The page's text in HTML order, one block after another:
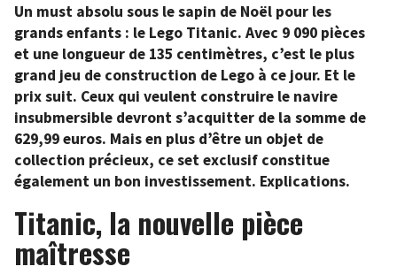
Un must absolu sous le sapin de Noël pour les
grands enfants : le Lego Titanic. Avec 9 090 pièces
et une longueur de 135 centimètres, c’est le plus
grand jeu de construction de Lego à ce jour. Et le
prix suit. Ceux qui veulent construire le navire
insubmersible devront s’acquitter de la somme de
629,99 euros. Mais en plus d’être un objet de
collection précieux, ce set exclusif constitue
également un bon investissement. Explications.
Titanic, la nouvelle pièce
maîtresse